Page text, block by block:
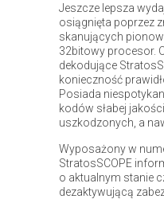
Jeszcze lepsza
osiągnięta poprzez
skanujących
32bitowy procesor.
dekodujące
konieczność
Posiada
kodów słabej
uszkodzonych, a
Wyposażony w
StratosSCOPE
o aktualnym stanie
dezaktywującą